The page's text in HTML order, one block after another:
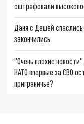
оштрафовали
Даня с Дашей
закончились
"Очень плохие
НАТО впервые за СВО
приграничье?